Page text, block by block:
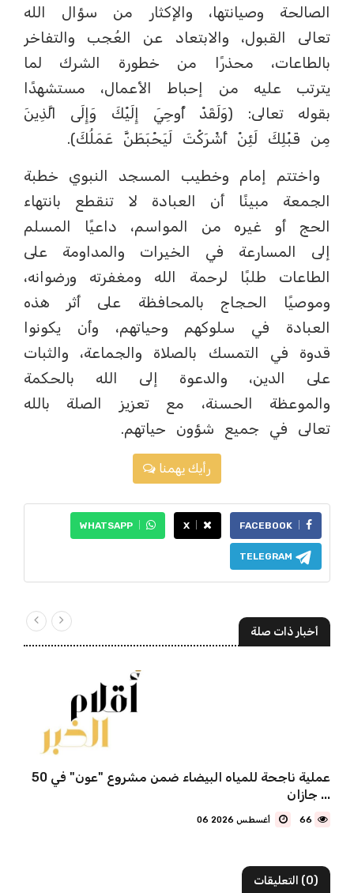
الصالحة وصيانتها، والإكثار من سؤال الله
تعالى القبول، والابتعاد عن العُجب والتفاخر
بالطاعات، محذرًا من خطورة الشرك لما
يترتب عليه من إحباط الأعمال، مستشهدًا
بقوله تعالى: (وَلَقَدْ أُوحِيَ إِلَيْكَ وَإِلَى الَّذِينَ
مِن قَبْلِكَ لَئِنْ أَشْرَكْتَ لَيَحْبَطَنَّ عَمَلُكَ).
واختتم إمام وخطيب المسجد النبوي خطبة
الجمعة مبينًا أن العبادة لا تنقطع بانتهاء
الحج أو غيره من المواسم، داعيًا المسلم
إلى المسارعة في الخيرات والمداومة على
الطاعات طلبًا لرحمة الله ومغفرته ورضوانه،
وموصيًا الحجاج بالمحافظة على أثر هذه
العبادة في سلوكهم وحياتهم، وأن يكونوا
قدوة في التمسك بالصلاة والجماعة، والثبات
على الدين، والدعوة إلى الله بالحكمة
والموعظة الحسنة، مع تعزيز الصلة بالله
تعالى في جميع شؤون حياتهم.
رأيك يهمنا
FACEBOOK
X
WHATSAPP
TELEGRAM
أخبار ذات صلة
50 عملية ناجحة للمياه البيضاء ضمن مشروع "عون" في
جازان ...
66
(0) التعليقات